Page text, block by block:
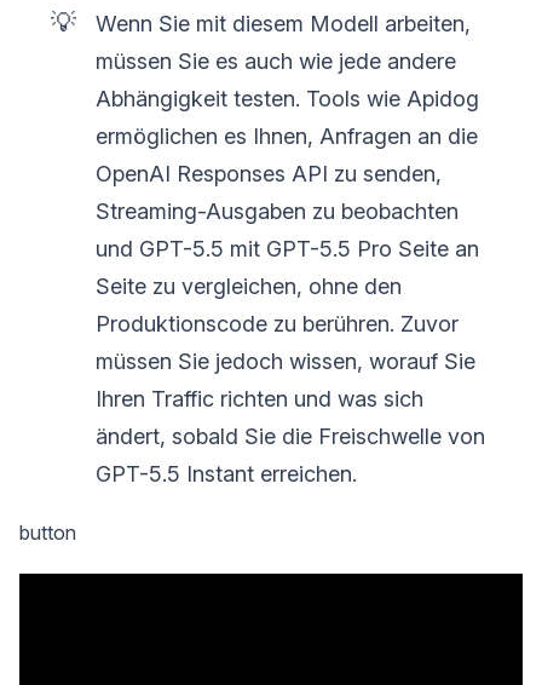
💡
Wenn Sie mit diesem Modell arbeiten,
müssen Sie es auch wie jede andere
Abhängigkeit testen. Tools wie Apidog
ermöglichen es Ihnen, Anfragen an die
OpenAI Responses API zu senden,
Streaming-Ausgaben zu beobachten
und GPT-5.5 mit GPT-5.5 Pro Seite an
Seite zu vergleichen, ohne den
Produktionscode zu berühren. Zuvor
müssen Sie jedoch wissen, worauf Sie
Ihren Traffic richten und was sich
ändert, sobald Sie die Freischwelle von
GPT-5.5 Instant erreichen.
button